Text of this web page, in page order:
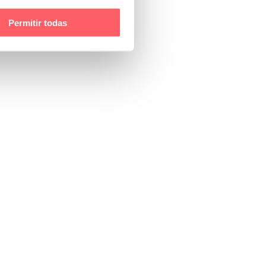
Permitir todas